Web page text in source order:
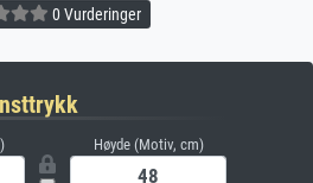
0 Vurderinger
Høyde (Motiv, cm)